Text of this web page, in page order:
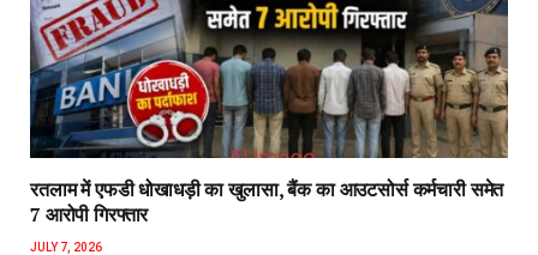
रतलाम में एफडी धोखाधड़ी का खुलासा, बैंक का आउटसोर्स कर्मचारी समेत
7 आरोपी गिरफ्तार
JULY 7, 2026